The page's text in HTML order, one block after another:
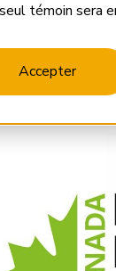
témoin sera
Accepter